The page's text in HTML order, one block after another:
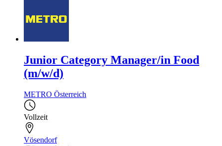
Junior Category Manager/in Food
(m/w/d)
METRO Österreich
Vollzeit
Vösendorf